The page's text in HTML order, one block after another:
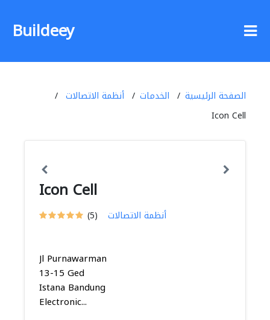
Buildeey
الصفحة الرئيسية الخدمات
أنظمة الاتصالات
Icon Cell
Icon Cell
(5) أنظمة الاتصالات
Jl Purnawarman
13-15 Ged
Istana Bandung
Electronic...